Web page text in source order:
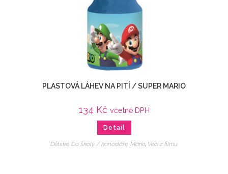
PLASTOVÁ LÁHEV NA PITÍ / SUPER MARIO
134 Kč včetně DPH
Detail
Dětské, Do školy / kanceláře, Mario, Veci z filmu